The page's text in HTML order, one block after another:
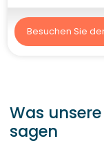
Besuchen Sie
Was
sagen